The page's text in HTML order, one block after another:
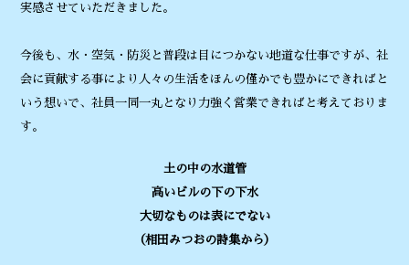
実感させていただきました。
今後も、水・空気・防災と普段は目につかない地道な仕事ですが、社
会に貢献する事により人々の生活をほんの僅かでも豊かにできればと
いう想いで、社員一同一丸となり力強く営業できればと考えておりま
す。
土の中の水道管
高いビルの下の下水
大切なものは表にでない
（相田みつおの詩集から）